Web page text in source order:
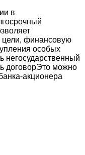
в
финансовую
особых
негосударственный
договорЭто можно
акционера